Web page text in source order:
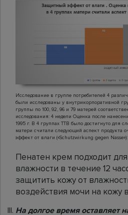
Исследование в группе потребителей 4
были исследованы у внутрикорпоративной
группы по 100, 92, 96 и 79 матерей
исследования: 4 недели Оценка после
1995 г. В 4 группах TTB было достигнуто для
матери считали следующий аспект
эффект от влаги («Schutzwirkung gegen
Пенатен крем подходит
влажности в течение 12
защитить кожу от
воздействия мочи на кожу
На долгое время оставляет